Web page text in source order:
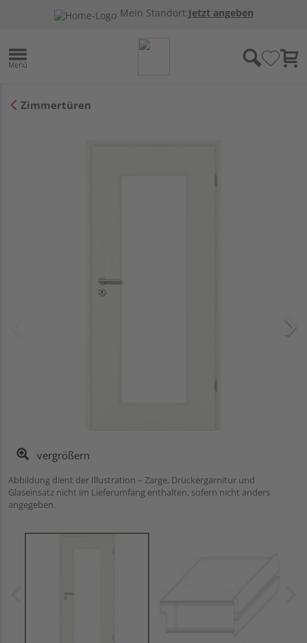
Mein Standort:Jetzt angeben
Zimmertüren
vergrößern
Abbildung dient der Illustration – Zarge, Drückergarnitur und
Glaseinsatz nicht im Lieferumfang enthalten, sofern nicht anders
angegeben.